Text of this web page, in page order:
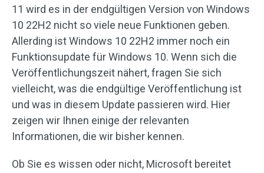
11 wird es in der endgültigen Version von Windows
10 22H2 nicht so viele neue Funktionen geben.
Allerding ist Windows 10 22H2 immer noch ein
Funktionsupdate für Windows 10. Wenn sich die
Veröffentlichungszeit nähert, fragen Sie sich
vielleicht, was die endgültige Veröffentlichung ist
und was in diesem Update passieren wird. Hier
zeigen wir Ihnen einige der relevanten
Informationen, die wir bisher kennen.
Ob Sie es wissen oder nicht, Microsoft bereitet